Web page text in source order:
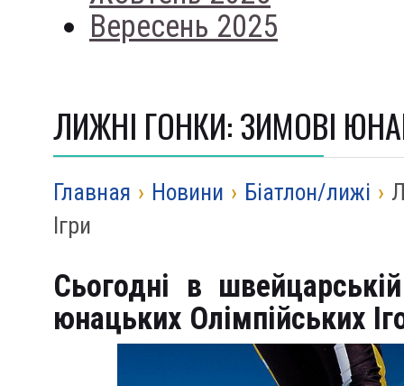
Вересень 2025
ЛИЖНІ ГОНКИ: ЗИМОВІ
Главная › Новини › Біатлон/лижі ›
Ігри
Сьогодні в
юнацьких Олімпійських